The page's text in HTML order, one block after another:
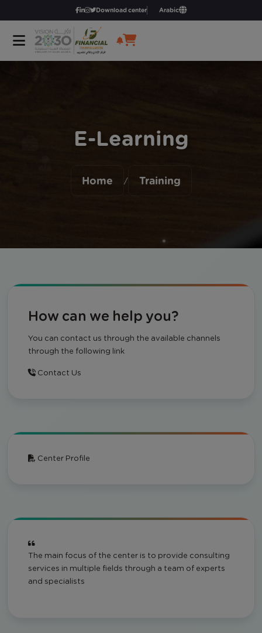
Download center Arabic
E-Learning
Home / Training
How can we help you?
You can contact us through the available channels
through the following link
Contact Us
Center Profile
The main focus of the center is to provide consulting
services in multiple fields through a team of experts
and specialists